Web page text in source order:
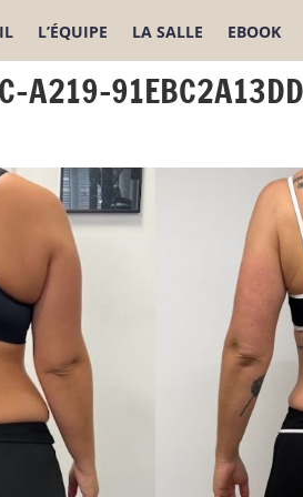
L’ÉQUIPE LA SALLE EBOOK
A219-